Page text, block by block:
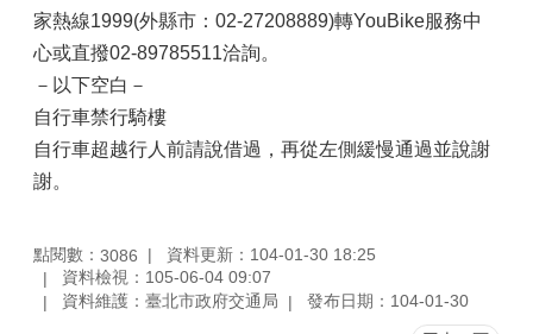
家熱線1999(外縣市：02-27208889)轉YouBike服務中
心或直撥02-89785511洽詢。
－以下空白－
自行車禁行騎樓
自行車超越行人前請說借過，再從左側緩慢通過並說謝
謝。
點閱數： 3086
資料更新：104-01-30 18:25
資料檢視：105-06-04 09:07
資料維護：臺北市政府交通局
發布日期：104-01-30